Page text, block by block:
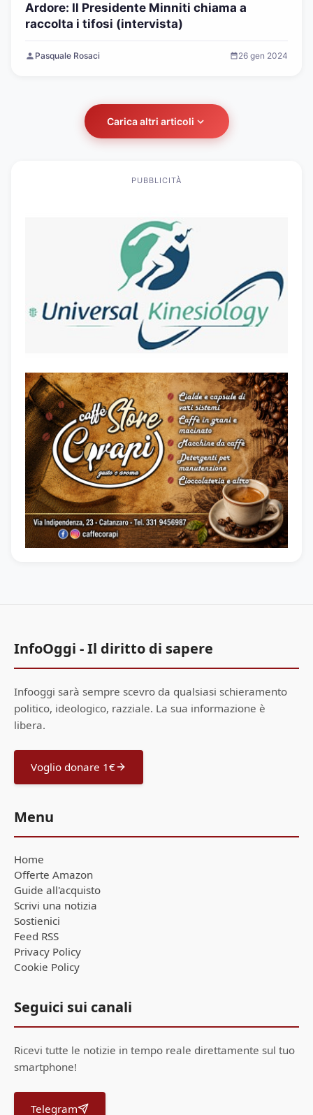
Ardore: Il Presidente Minniti chiama a
raccolta i tifosi (intervista)
Pasquale Rosaci 26 gen 2024
Carica altri articoli
PUBBLICITÀ
InfoOggi - Il diritto di sapere
Infooggi sarà sempre scevro da qualsiasi schieramento
politico, ideologico, razziale. La sua informazione è
libera.
Voglio donare 1€
Menu
Home
Offerte Amazon
Guide all'acquisto
Scrivi una notizia
Sostienici
Feed RSS
Privacy Policy
Cookie Policy
Seguici sui canali
Ricevi tutte le notizie in tempo reale direttamente sul tuo
smartphone!
Telegram